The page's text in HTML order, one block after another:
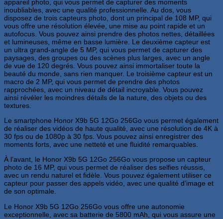
appareil photo, qui vous permet de capturer des moments
inoubliables, avec une qualité professionnelle. Au dos, vous
disposez de trois capteurs photo, dont un principal de 108 MP, qui
vous offre une résolution élevée, une mise au point rapide et un
autofocus. Vous pouvez ainsi prendre des photos nettes, détaillées
et lumineuses, même en basse lumière. Le deuxième capteur est
un ultra grand-angle de 5 MP, qui vous permet de capturer des
paysages, des groupes ou des scènes plus larges, avec un angle
de vue de 120 degrés. Vous pouvez ainsi immortaliser toute la
beauté du monde, sans rien manquer. Le troisième capteur est un
macro de 2 MP, qui vous permet de prendre des photos
rapprochées, avec un niveau de détail incroyable. Vous pouvez
ainsi révéler les moindres détails de la nature, des objets ou des
textures.
Le smartphone Honor X9b 5G 12Go 256Go vous permet également
de réaliser des vidéos de haute qualité, avec une résolution de 4K à
30 fps ou de 1080p à 30 fps. Vous pouvez ainsi enregistrer des
moments forts, avec une netteté et une fluidité remarquables.
À l’avant, le Honor X9b 5G 12Go 256Go vous propose un capteur
photo de 16 MP, qui vous permet de réaliser des selfies réussis,
avec un rendu naturel et fidèle. Vous pouvez également utiliser ce
capteur pour passer des appels vidéo, avec une qualité d’image et
de son optimale.
Le Honor X9b 5G 12Go 256Go vous offre une autonomie
exceptionnelle, avec sa batterie de 5800 mAh, qui vous assure une